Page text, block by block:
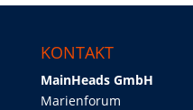
KONTAKT
MainHeads GmbH
Marienforum